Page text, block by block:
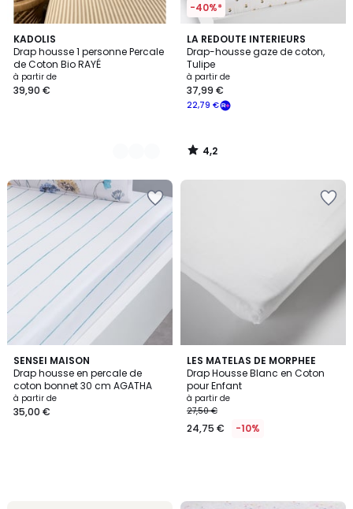
KADOLIS
Drap housse 1 personne Percale
de Coton Bio RAYÉ
à partir de
39,90 €
6
Couleurs
-40%*
LA REDOUTE INTERIEURS
Drap-housse gaze de coton,
Tulipe
à partir de
22,79 €
37,99 €
4,2
/ 5
4,2
/
SENSEI MAISON
Drap housse en percale de
coton bonnet 30 cm AGATHA
à partir de
35,00 €
LES MATELAS DE MORPHEE
Drap Housse Blanc en Coton
pour Enfant
à partir de
27,50 €
24,75 € -10%